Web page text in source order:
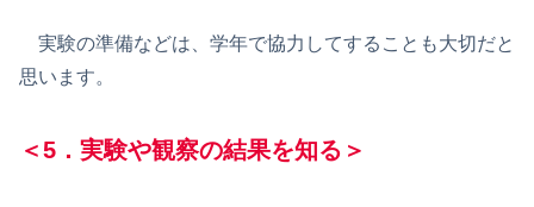
実験の準備などは、学年で協力してすることも大切だと
思います。
＜5．実験や観察の結果を知る＞